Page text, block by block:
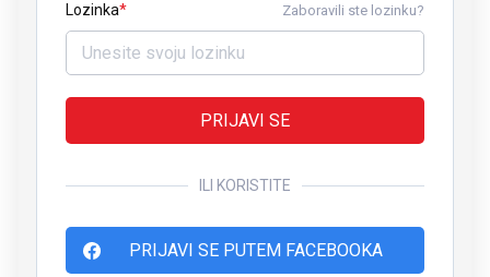
Lozinka Zaboravili ste lozinku?
PRIJAVI SE
ILI KORISTITE
PRIJAVI SE PUTEM FACEBOOKA